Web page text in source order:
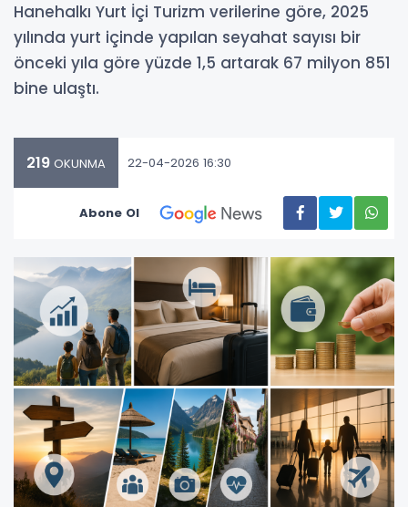
Hanehalkı Yurt İçi Turizm verilerine göre, 2025
yılında yurt içinde yapılan seyahat sayısı bir
önceki yıla göre yüzde 1,5 artarak 67 milyon 851
bine ulaştı.
219 OKUNMA 22-04-2026 16:30
Abone Ol